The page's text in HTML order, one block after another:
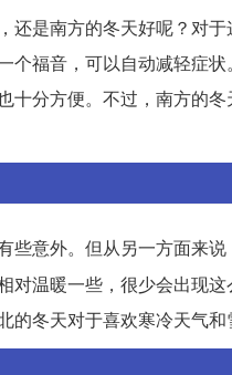
还是南方的冬天好呢？对
个福音，可以自动减轻症
十分方便。不过，南方的
些意外。但从另一方面来
对温暖一些，很少会出现
冬天对于喜欢寒冷天气和